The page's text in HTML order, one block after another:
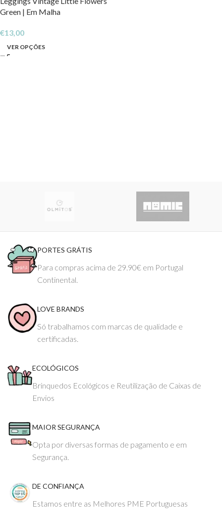
Green | Em Malha
€13,00
VER OPÇÕES
PORTES GRÁTIS
Para compras acima de 29.90€ em Portugal
Continental.
LOVE BRANDS
Só trabalhamos com marcas de qualidade e
certificadas.
ECOLÓGICOS
Brinquedos Ecológicos e Reutilização de Caixas de
Envios
MAIOR SEGURANÇA
Opta por diversas formas de pagamento e em
Segurança.
DE CONFIANÇA
Estamos entre as Melhores PME Portuguesas